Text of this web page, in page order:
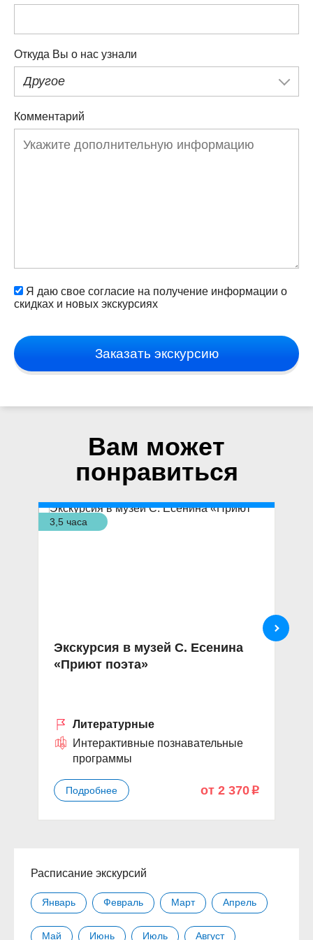
Откуда Вы о нас узнали
Другое
Комментарий
Я даю свое согласие на получение информации о
скидках и новых экскурсиях
Заказать экскурсию
Вам может
понравиться
3,5 часа
Экскурсия в музей С. Есенина
«Приют поэта»
Литературные
Интерактивные познавательные
программы
Подробнее от 2 370 p
Расписание экскурсий
Январь Февраль Март Апрель
Май Июнь Июль Август